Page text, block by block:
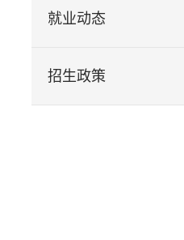
释放你的生活创意
就业动态
招生政策